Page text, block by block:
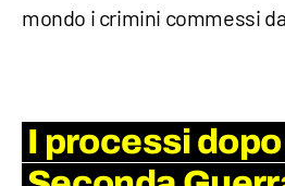
mondo i crimini commessi
I processi